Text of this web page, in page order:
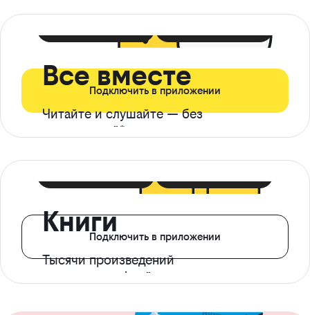
Все вместе
Читайте и слушайте — без
ограничений*
Подключить в приложении
Книги
Тысячи произведений
с доступом офлайн
Подключить в приложении